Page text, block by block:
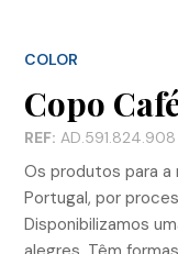
COLOR
Copo
REF: AD.591.824.908
Os produtos para a
Portugal, por
Disponibilizamos